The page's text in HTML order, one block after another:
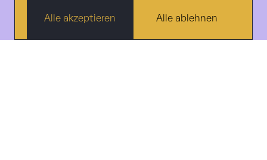
Alle akzeptieren Alle ablehnen